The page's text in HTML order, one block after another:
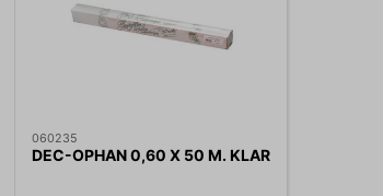
060235
DEC-OPHAN 0,60 X 50 M. KLAR